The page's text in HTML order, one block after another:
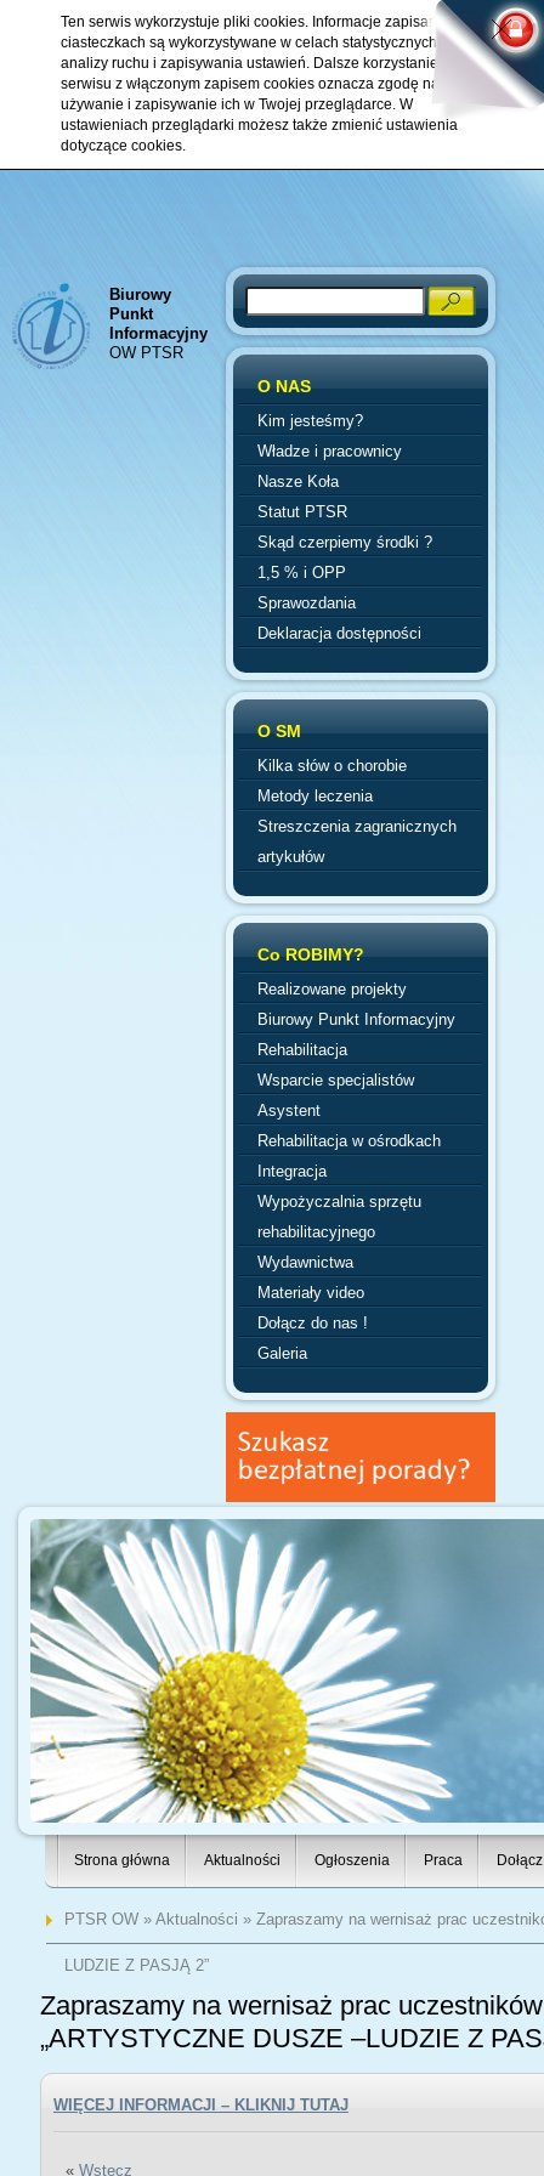
Ten serwis wykorzystuje pliki cookies. Informacje zapisane w
ciasteczkach są wykorzystywane w celach statystycznych,
analizy ruchu i zapisywania ustawień. Dalsze korzystanie z
serwisu z włączonym zapisem cookies oznacza zgodę na ich
używanie i zapisywanie ich w Twojej przeglądarce. W
ustawieniach przeglądarki możesz także zmienić ustawienia
dotyczące cookies.
Biurowy
Punkt
Informacyjny
OW PTSR
Search
O NAS
Kim jesteśmy?
Władze i pracownicy
Nasze Koła
Statut PTSR
Skąd czerpiemy środki ?
1,5 % i OPP
Sprawozdania
Deklaracja dostępności
O SM
Kilka słów o chorobie
Metody leczenia
Streszczenia zagranicznych
artykułów
Co ROBIMY?
Realizowane projekty
Biurowy Punkt Informacyjny
Rehabilitacja
Wsparcie specjalistów
Asystent
Rehabilitacja w ośrodkach
Integracja
Wypożyczalnia sprzętu
rehabilitacyjnego
Wydawnictwa
Materiały video
Dołącz do nas !
Galeria
Strona główna Aktualności Ogłoszenia Praca
PTSR OW» Aktualności » Zapraszamy na wernisaż prac
LUDZIE Z PASJĄ 2”
Zapraszamy na wernisaż prac
„ARTYSTYCZNE DUSZE –LUDZIE Z
WIĘCEJ INFORMACJI – KLIKNIJ TUTAJ
« Wstecz